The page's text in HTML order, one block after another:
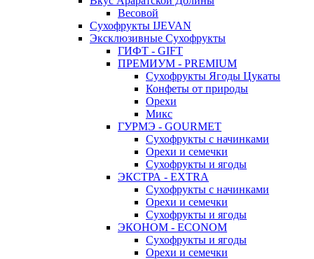
Весовой
Сухофрукты IJEVAN
Эксклюзивные Сухофрукты
ГИФТ - GIFT
ПРЕМИУМ - PREMIUM
Сухофрукты Ягоды Цукаты
Конфеты от природы
Орехи
Микс
ГУРМЭ - GOURMET
Сухофрукты с начинками
Орехи и семечки
Сухофрукты и ягоды
ЭКСТРА - EXTRA
Сухофрукты с начинками
Орехи и семечки
Сухофрукты и ягоды
ЭКОНОМ - ECONOM
Сухофрукты и ягоды
Орехи и семечки